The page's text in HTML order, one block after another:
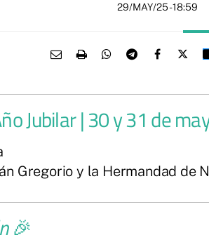
29/MAY/25- 18:59
Jubilar | 30 y 31 de
Gregorio y la Hermandad de
🎉